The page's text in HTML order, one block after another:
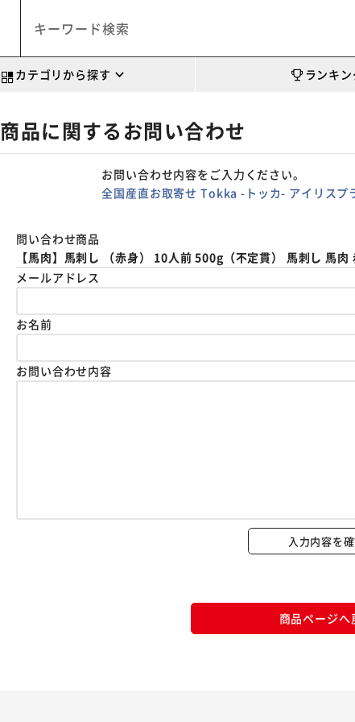
カテゴリから探す ランキ
商品に関するお問い合わせ
お問い合わせ内容をご入力ください。
全国産直お取寄せ Tokka -トッカ- アイリスプ
問い合わせ商品
【馬肉】馬刺し （赤身） 10人前 500g（不定貫） 馬刺し 馬
メールアドレス
お名前
お問い合わせ内容
入力内容を
商品ページへ
カートに入れる